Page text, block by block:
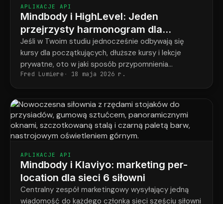
APLIKACJE API
Mindbody i HighLevel: Jeden
przejrzysty harmonogram dla
każdego studenta w każdym
programie
Jeśli w Twoim studiu jednocześnie odbywają się
kursy dla początkujących, dłuższe kursy i lekcje
prywatne, oto w jaki sposób przypomnienia
ostatecznie odpowiadają temu, co faktycznie
zarezerwował każdy uczeń.
Fred Lumiere 18 maja 2026 r.
APLIKACJE API
Mindbody i Klaviyo: marketing per-
location dla sieci 6 siłowni
Centralny zespół marketingowy wysyłający jedną
wiadomość do każdego członka sieci sześciu siłowni